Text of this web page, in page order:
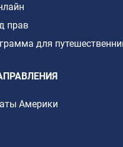
прав
для
Америки